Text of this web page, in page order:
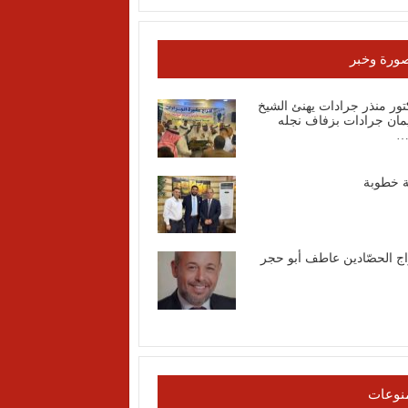
وخبر
منذر جرادات يهنئ الشيخ
جرادات بزفاف نجله
خطوبة
الحصّادين عاطف أبو حجر